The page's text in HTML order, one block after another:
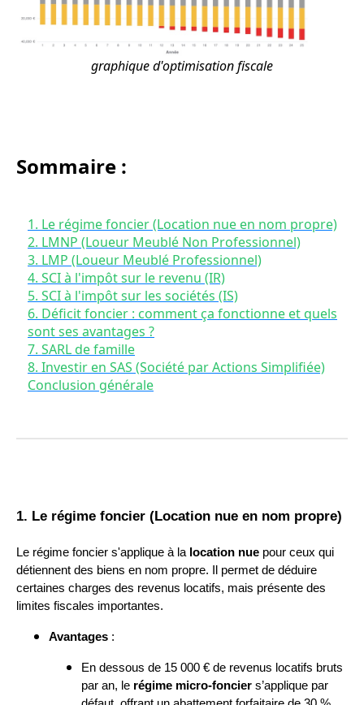
graphique d'optimisation fiscale
Sommaire :
1. Le régime foncier (Location nue en nom propre)
2. LMNP (Loueur Meublé Non Professionnel)
3. LMP (Loueur Meublé Professionnel)
4. SCI à l'impôt sur le revenu (IR)
5. SCI à l'impôt sur les sociétés (IS)
6. Déficit foncier : comment ça fonctionne et quels
sont ses avantages ?
7. SARL de famille
8. Investir en SAS (Société par Actions Simplifiée)
Conclusion générale
1. Le régime foncier (Location nue en nom propre)
Le régime foncier s'applique à la location nue pour ceux qui
détiennent des biens en nom propre. Il permet de déduire
certaines charges des revenus locatifs, mais présente des
limites fiscales importantes.
Avantages :
En dessous de 15 000 € de revenus locatifs bruts
par an, le régime micro-foncier s’applique par